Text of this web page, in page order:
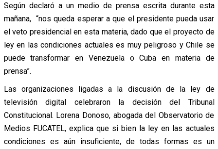
Según declaró a un medio de prensa escrita durante esta
mañana, “nos queda esperar a que el presidente pueda usar
el veto presidencial en esta materia, dado que el proyecto de
ley en las condiciones actuales es muy peligroso y Chile se
puede transformar en Venezuela o Cuba en materia de
prensa”.
Las organizaciones ligadas a la discusión de la ley de
televisión digital celebraron la decisión del Tribunal
Constitucional. Lorena Donoso, abogada del Observatorio de
Medios FUCATEL, explica que si bien la ley en las actuales
condiciones es aún insuficiente, de todas formas es un